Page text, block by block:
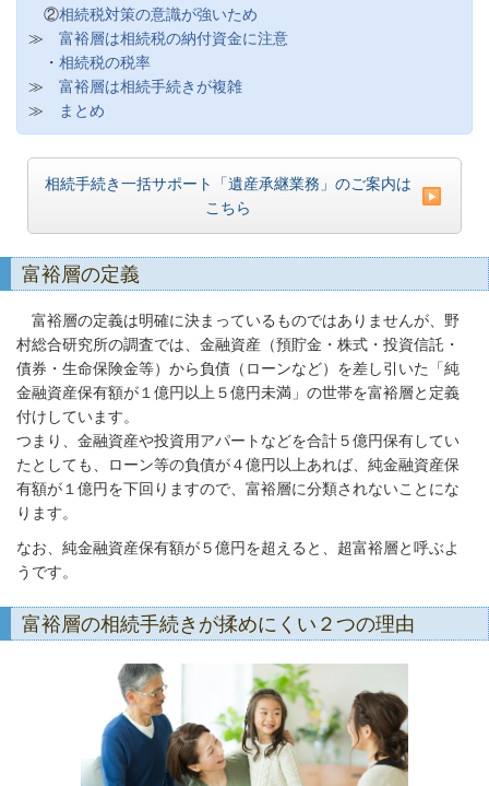
②相続税対策の意識が強いため
≫ 富裕層は相続税の納付資金に注意
・ 相続税の税率
≫ 富裕層は相続手続きが複雑
≫
まとめ
相続手続き一括サポート「遺産承継業務」のご案内は
こちら
富裕層の定義
富裕層の定義は明確に決まっているものではありませんが、野
村総合研究所の調査では、金融資産（預貯金・株式・投資信託・
債券・生命保険金等）から負債（ローンなど）を差し引いた「純
金融資産保有額が１億円以上５億円未満」の世帯を富裕層と定義
付けしています。
つまり、金融資産や投資用アパートなどを合計５億円保有してい
たとしても、ローン等の負債が４億円以上あれば、純金融資産保
有額が１億円を下回りますので、富裕層に分類されないことにな
ります。
なお、純金融資産保有額が５億円を超えると、超富裕層と呼ぶよ
うです。
富裕層の相続手続きが揉めにくい２つの理由